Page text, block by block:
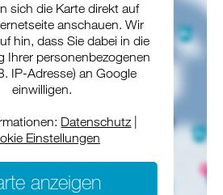
sich die Karte direkt auf
anschauen. Wir
hin, dass Sie dabei in die
Ihrer personenbezogenen
IP-Adresse) an Google
einwilligen.
Datenschutz
Einstellungen
anzeigen